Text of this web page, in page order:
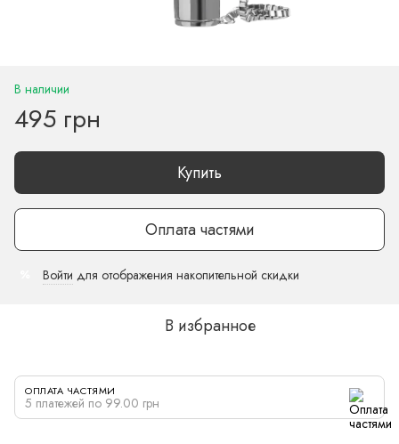
В наличии
495 грн
Купить
Оплата частями
Войти для отображения накопительной скидки
В избранное
ОПЛАТА ЧАСТЯМИ
5 платежей по 99.00 грн